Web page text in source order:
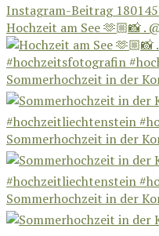
Instagram-Beitrag
Hochzeit am See 🫶🏼📸 .
Sommerhochzeit in der
Sommerhochzeit in der
Sommerhochzeit in der